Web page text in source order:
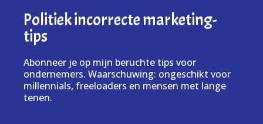
Politiek incorrecte marketing-
tips
Abonneer je op mijn beruchte tips voor
ondernemers. Waarschuwing: ongeschikt voor
millennials, freeloaders en mensen met lange
tenen.